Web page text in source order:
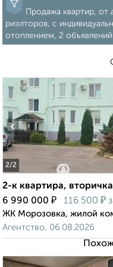
Продажа квартир,
риэлторов, с
отоплением, 2
2/2
‹
2-к квартира,
6 990 000 ₽ 116 500 ₽
ЖК Морозовка, жилой
Агентство, 06.08.2026